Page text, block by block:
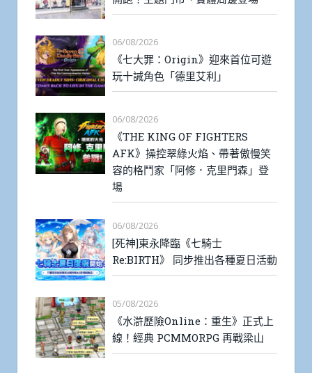
06/08/2026
《七大罪：Origin》迎來首位可遊
玩十誡角色「德里艾利」
06/08/2026
《THE KING OF FIGHTERS
AFK》操控翠綠火焰、帶著傲慢笑
容的格鬥家「阿修．克里門森」登
場
06/08/2026
[死神]東永降臨《七騎士
Re:BIRTH》 同步推出各種夏日活動
05/08/2026
《水滸歷險Online：重生》正式上
線！經典 PCMMORPG 再戰梁山